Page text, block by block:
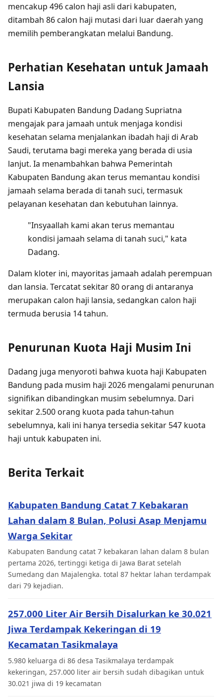
mencakup 496 calon haji asli dari kabupaten,
ditambah 86 calon haji mutasi dari luar daerah yang
memilih pemberangkatan melalui Bandung.
Perhatian Kesehatan untuk Jamaah
Lansia
Bupati Kabupaten Bandung Dadang Supriatna
mengajak para jamaah untuk menjaga kondisi
kesehatan selama menjalankan ibadah haji di Arab
Saudi, terutama bagi mereka yang berada di usia
lanjut. Ia menambahkan bahwa Pemerintah
Kabupaten Bandung akan terus memantau kondisi
jamaah selama berada di tanah suci, termasuk
pelayanan kesehatan dan kebutuhan lainnya.
"Insyaallah kami akan terus memantau
kondisi jamaah selama di tanah suci," kata
Dadang.
Dalam kloter ini, mayoritas jamaah adalah perempuan
dan lansia. Tercatat sekitar 80 orang di antaranya
merupakan calon haji lansia, sedangkan calon haji
termuda berusia 14 tahun.
Penurunan Kuota Haji Musim Ini
Dadang juga menyoroti bahwa kuota haji Kabupaten
Bandung pada musim haji 2026 mengalami penurunan
signifikan dibandingkan musim sebelumnya. Dari
sekitar 2.500 orang kuota pada tahun-tahun
sebelumnya, kali ini hanya tersedia sekitar 547 kuota
haji untuk kabupaten ini.
Berita Terkait
Kabupaten Bandung Catat 7 Kebakaran
Lahan dalam 8 Bulan, Polusi Asap Menjamu
Warga Sekitar
Kabupaten Bandung catat 7 kebakaran lahan dalam 8 bulan
pertama 2026, tertinggi ketiga di Jawa Barat setelah
Sumedang dan Majalengka. total 87 hektar lahan terdampak
dari 79 kejadian.
257.000 Liter Air Bersih Disalurkan ke 30.021
Jiwa Terdampak Kekeringan di 19
Kecamatan Tasikmalaya
5.980 keluarga di 86 desa Tasikmalaya terdampak
kekeringan, 257.000 liter air bersih sudah dibagikan untuk
30.021 jiwa di 19 kecamatan